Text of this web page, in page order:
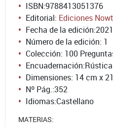
ISBN:9788413051376
Editorial: Ediciones
Fecha de la edición:2021
Número de la edición: 1
Colección: 100
Encuadernación:
Dimensiones: 14 cm x
Nº Pág.:352
Idiomas:Castellano
MATERIAS: